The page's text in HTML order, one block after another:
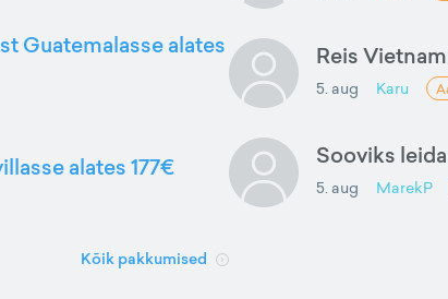
Guatemalasse alates
alates 177€
Kõik pakkumised
Reis
5. aug Karu
Sooviks
5. aug MarekP